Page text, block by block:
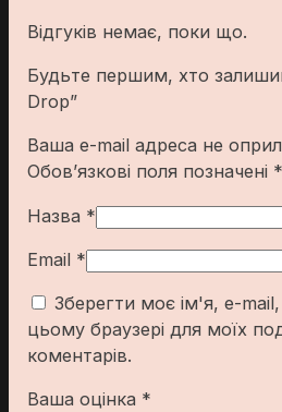
Відгуків немає, поки що.
Будьте першим, хто
Drop”
Ваша e-mail адреса не
Обов’язкові поля позначені *
Назва *
Email *
Зберегти моє ім'я, e-
цьому браузері для моїх
коментарів.
Ваша оцінка *